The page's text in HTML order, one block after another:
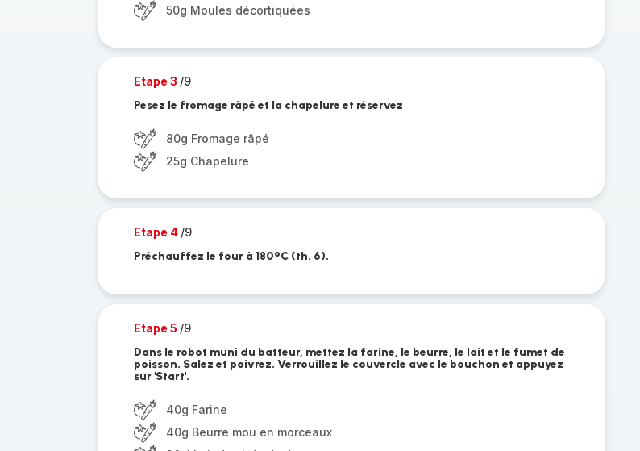
50g Moules décortiquées
Etape 3 /9
Pesez le fromage râpé et la chapelure et réservez
80g Fromage râpé
25g Chapelure
Etape 4 /9
Préchauffez le four à 180°C (th. 6).
Etape 5 /9
Dans le robot muni du batteur, mettez la farine, le beurre, le lait et le fumet de
poisson. Salez et poivrez. Verrouillez le couvercle avec le bouchon et appuyez
sur 'Start'.
40g Farine
40g Beurre mou en morceaux